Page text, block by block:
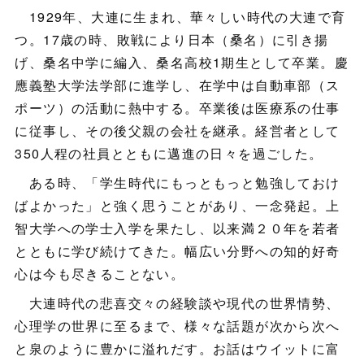
1929年、大連に生まれ、華々しい時代の大連で育
つ。17歳の時、敗戦により日本（桑名）に引き揚
げ、桑名中学に編入、桑名高校1期生として卒業。慶
應義塾大学法学部に進学し、在学中は自動車部（ス
ポーツ）の活動に熱中する。卒業後は医療系の仕事
に従事し、その後父親の会社を継承。経営者として
350人程の社員とともに邁進の日々を過ごした。
ある時、「学生時代にもっともっと勉強しておけ
ばよかった」と強く思うことがあり、一念発起。上
智大学への学士入学を果たし、以来満２０年を若者
とともに学び続けてきた。幅広い分野への知的好奇
心は今も尽きることない。
大連時代の悲喜交々の経験談や現代の世界情勢、
心理学の世界に至るまで、様々な話題が次から次へ
と泉のように豊かに溢れだす。お話はウイットに富